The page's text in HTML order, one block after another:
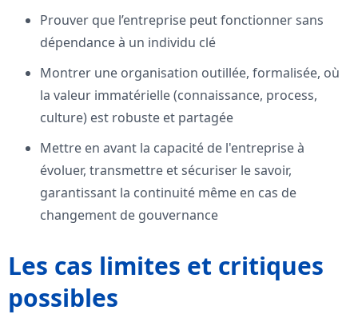
Prouver que l’entreprise peut fonctionner sans
dépendance à un individu clé
Montrer une organisation outillée, formalisée, où
la valeur immatérielle (connaissance, process,
culture) est robuste et partagée
Mettre en avant la capacité de l'entreprise à
évoluer, transmettre et sécuriser le savoir,
garantissant la continuité même en cas de
changement de gouvernance
Les cas limites et critiques
possibles